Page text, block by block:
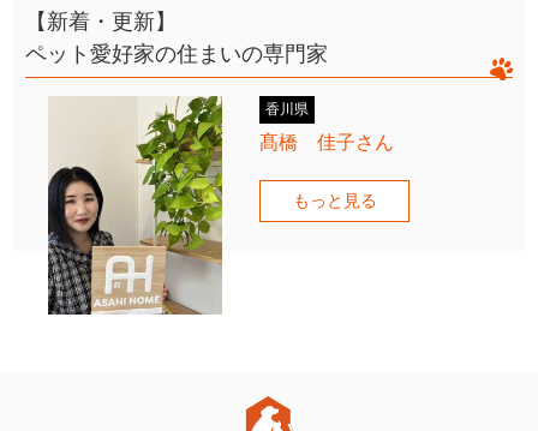
【新着・更新】
ペット愛好家の住まいの専門家
香川県
髙橋 佳子さん
もっと見る